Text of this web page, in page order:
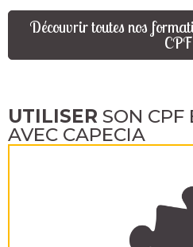
Découvrir toutes nos
CPF
UTILISER SON CPF
AVEC CAPECIA